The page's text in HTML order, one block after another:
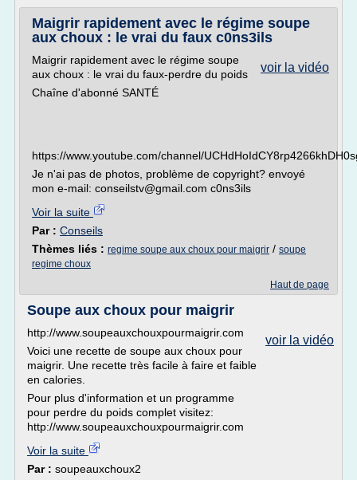
Maigrir rapidement avec le régime soupe
aux choux : le vrai du faux c0ns3ils
voir la vidéo
Maigrir rapidement avec le régime soupe
aux choux : le vrai du faux-perdre du poids
Chaîne d'abonné SANTÉ
https://www.youtube.com/channel/
Je n'ai pas de photos, problème de copyright? envoyé
mon e-mail: conseilstv@gmail.com c0ns3ils
Voir la suite
Par : Conseils
Thèmes liés : regime soupe aux choux pour maigrir / soupe
regime choux
Haut de page
Soupe aux choux pour maigrir
voir la vidéo
http://www.soupeauxchouxpourmaigrir.com
Voici une recette de soupe aux choux pour
maigrir. Une recette très facile à faire et faible
en calories.
Pour plus d'information et un programme
pour perdre du poids complet visitez:
http://www.soupeauxchouxpourmaigrir.com
Voir la suite
Par : soupeauxchoux2